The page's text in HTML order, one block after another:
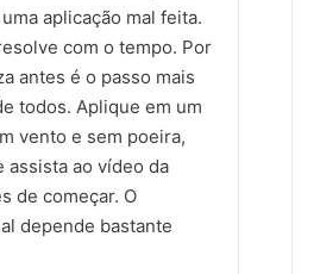
aplicação mal feita.
com o tempo. Por
antes é o passo mais
todos. Aplique em um
vento e sem poeira,
assista ao vídeo da
de começar. O
depende bastante